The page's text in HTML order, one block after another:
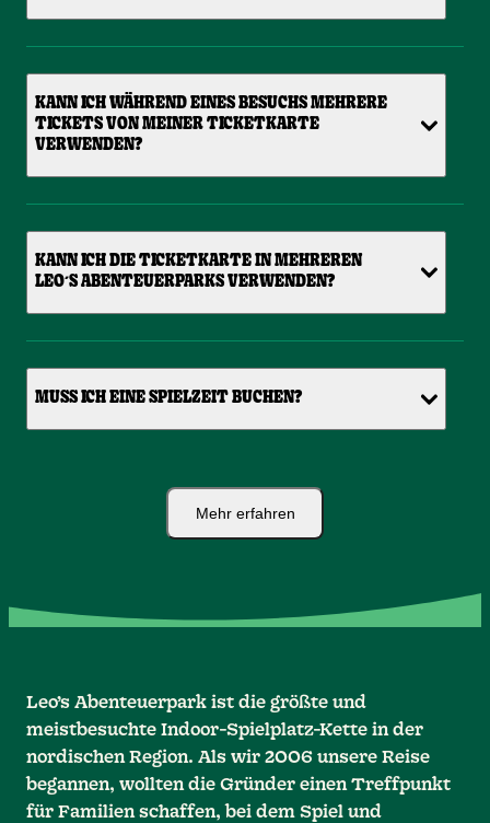
KANN ICH WÄHREND EINES BESUCHS MEHRERE
TICKETS VON MEINER TICKETKARTE
VERWENDEN?
KANN ICH DIE TICKETKARTE IN MEHREREN
LEO´S ABENTEUERPARKS VERWENDEN?
MUSS ICH EINE SPIELZEIT BUCHEN?
Mehr erfahren
Leo’s Abenteuerpark ist die größte und
meistbesuchte Indoor-Spielplatz-Kette in der
nordischen Region. Als wir 2006 unsere Reise
begannen, wollten die Gründer einen Treffpunkt
für Familien schaffen, bei dem Spiel und